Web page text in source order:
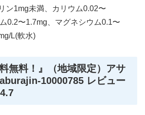
ン1mg未満、カリウム0.02〜
0.2〜1.7mg、マグネシウム0.1〜
L(軟水)
無料！』（地域限定）アサ
10000785 レビュー